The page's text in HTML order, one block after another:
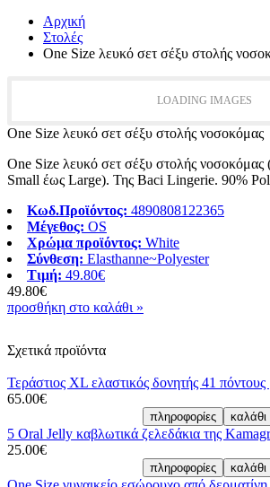
Αρχική
Στολές
One Size λευκό σετ σέξυ στολής
LOADING IMAGES
One Size λευκό σετ σέξυ στολής νοσοκόμας
One Size λευκό σετ σέξυ στολής νοσοκόμας
Small έως Large). Της Baci Lingerie. 90%
Κωδ.Προϊόντος: 4890808122365
Μέγεθος: OS
Χρώμα προϊόντος: White
Σύνθεση: Elasthanne~Polyester
Τιμή: 49.80€
49.80€
προσθήκη στο καλάθι »
Σχετικά προϊόντα
Τεράστιος XL ελαστικός δονητής 41 πόντους
65.00€
5 Oral Jelly καβλωτικά ζελεδάκια της
25.00€